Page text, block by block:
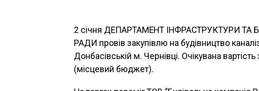
2 січня ДЕПАРТАМЕНТ ІНФРАСТРУКТУРИ ТА
РАДИ провів закупівлю на будівництво
Донбасівській м. Чернівці. Очікувана вартість
(місцевий бюджет).